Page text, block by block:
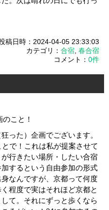
稿日時：2024-04-05 23:33:03
カテゴリ： 合宿 春合宿
コメント： 0件
こと！
った）企画でございます。
で！これは私が提案させて
行きたい場所・したい合宿
するという自由参加の形式
なんですが、京都って何度
程度で実はそれほど京都と
て。それにずっと歩くなら